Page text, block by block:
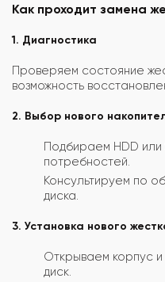
Как проходит замена
1. Диагностика
Проверяем состояние
возможность
2. Выбор нового
Подбираем HDD
потребностей.
Консультируем по
диска.
3. Установка нового
Открываем корпус
диск.